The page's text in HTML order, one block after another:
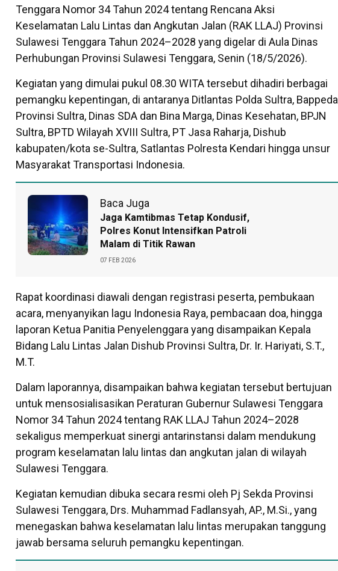
Tenggara Nomor 34 Tahun 2024 tentang Rencana Aksi
Keselamatan Lalu Lintas dan Angkutan Jalan (RAK LLAJ) Provinsi
Sulawesi Tenggara Tahun 2024–2028 yang digelar di Aula Dinas
Perhubungan Provinsi Sulawesi Tenggara, Senin (18/5/2026).
Kegiatan yang dimulai pukul 08.30 WITA tersebut dihadiri berbagai
pemangku kepentingan, di antaranya Ditlantas Polda Sultra, Bappeda
Provinsi Sultra, Dinas SDA dan Bina Marga, Dinas Kesehatan, BPJN
Sultra, BPTD Wilayah XVIII Sultra, PT Jasa Raharja, Dishub
kabupaten/kota se-Sultra, Satlantas Polresta Kendari hingga unsur
Masyarakat Transportasi Indonesia.
Baca Juga
Jaga Kamtibmas Tetap Kondusif,
Polres Konut Intensifkan Patroli
Malam di Titik Rawan
07 FEB 2026
Rapat koordinasi diawali dengan registrasi peserta, pembukaan
acara, menyanyikan lagu Indonesia Raya, pembacaan doa, hingga
laporan Ketua Panitia Penyelenggara yang disampaikan Kepala
Bidang Lalu Lintas Jalan Dishub Provinsi Sultra, Dr. Ir. Hariyati, S.T.,
M.T.
Dalam laporannya, disampaikan bahwa kegiatan tersebut bertujuan
untuk mensosialisasikan Peraturan Gubernur Sulawesi Tenggara
Nomor 34 Tahun 2024 tentang RAK LLAJ Tahun 2024–2028
sekaligus memperkuat sinergi antarinstansi dalam mendukung
program keselamatan lalu lintas dan angkutan jalan di wilayah
Sulawesi Tenggara.
Kegiatan kemudian dibuka secara resmi oleh Pj Sekda Provinsi
Sulawesi Tenggara, Drs. Muhammad Fadlansyah, AP., M.Si., yang
menegaskan bahwa keselamatan lalu lintas merupakan tanggung
jawab bersama seluruh pemangku kepentingan.